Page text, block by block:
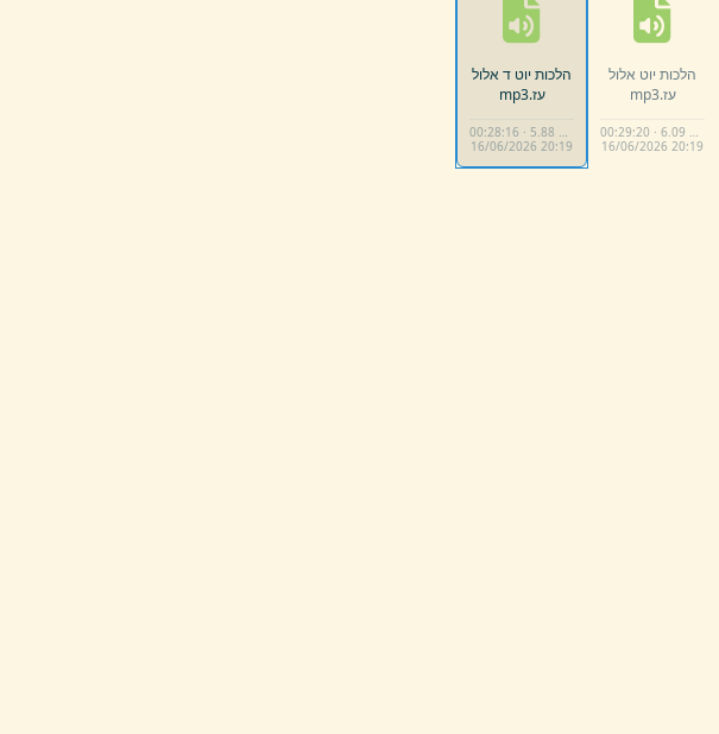
הלכות יוט אלול
עז.mp3
00:29:20 · 6.09 MB
16/06/2026 20:19
הלכות יוט ד אלול
עז.mp3
00:28:16 · 5.88 MB
16/06/2026 20:19